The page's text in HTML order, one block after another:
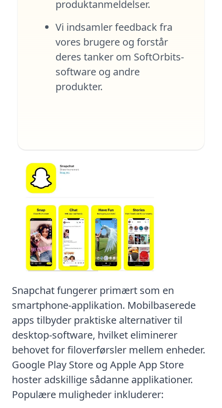
produktanmeldelser.
Vi indsamler feedback fra
vores brugere og forstår
deres tanker om SoftOrbits-
software og andre
produkter.
Snapchat fungerer primært som en
smartphone-applikation. Mobilbaserede
apps tilbyder praktiske alternativer til
desktop-software, hvilket eliminerer
behovet for filoverførsler mellem enheder.
Google Play Store og Apple App Store
hoster adskillige sådanne applikationer.
Populære muligheder inkluderer: